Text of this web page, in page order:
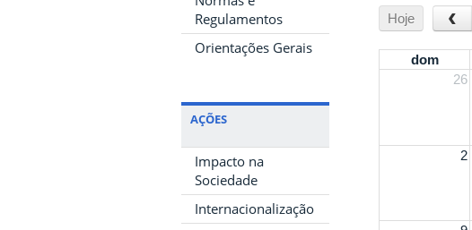
Regulamentos
Orientações Gerais
AÇÕES
Impacto na
Sociedade
Internacionalização
Hoje ‹
dom
26
2